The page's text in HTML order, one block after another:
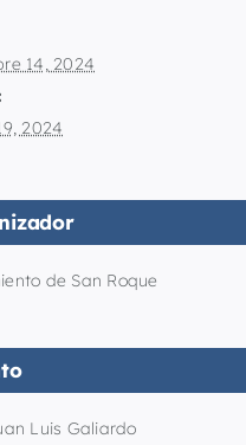
14, 2024
2024
de San Roque
Luis Galiardo